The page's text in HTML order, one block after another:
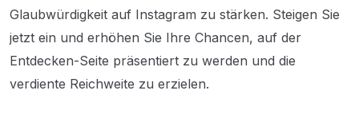
Glaubwürdigkeit auf Instagram zu stärken. Steigen Sie
jetzt ein und erhöhen Sie Ihre Chancen, auf der
Entdecken-Seite präsentiert zu werden und die
verdiente Reichweite zu erzielen.